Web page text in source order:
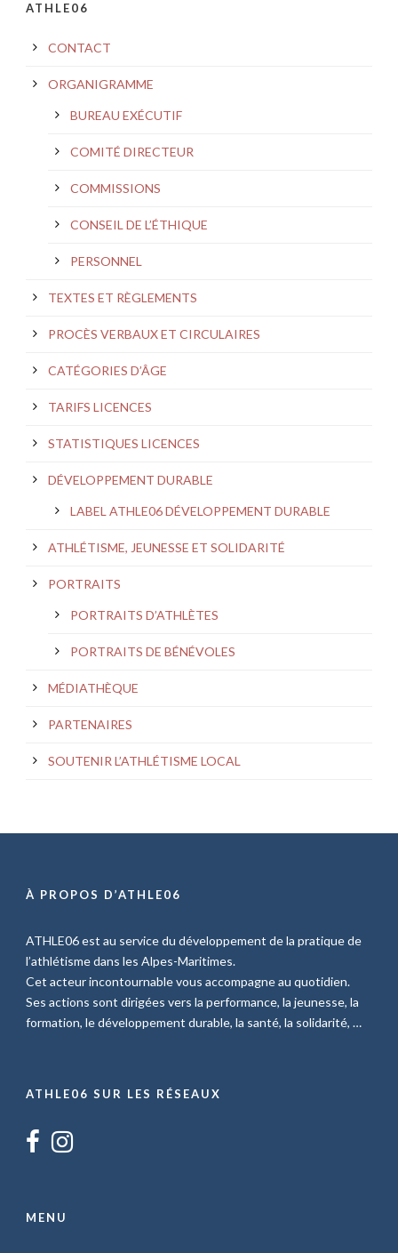
ATHLE06
CONTACT
ORGANIGRAMME
BUREAU EXÉCUTIF
COMITÉ DIRECTEUR
COMMISSIONS
CONSEIL DE L’ÉTHIQUE
PERSONNEL
TEXTES ET RÈGLEMENTS
PROCÈS VERBAUX ET CIRCULAIRES
CATÉGORIES D’ÂGE
TARIFS LICENCES
STATISTIQUES LICENCES
DÉVELOPPEMENT DURABLE
LABEL ATHLE06 DÉVELOPPEMENT DURABLE
ATHLÉTISME, JEUNESSE ET SOLIDARITÉ
PORTRAITS
PORTRAITS D’ATHLÈTES
PORTRAITS DE BÉNÉVOLES
MÉDIATHÈQUE
PARTENAIRES
SOUTENIR L’ATHLÉTISME LOCAL
À PROPOS D’ATHLE06
ATHLE06 est au service du développement de la pratique de
l’athlétisme dans les Alpes-Maritimes.
Cet acteur incontournable vous accompagne au quotidien.
Ses actions sont dirigées vers la performance, la jeunesse, la
formation, le développement durable, la santé, la solidarité, …
ATHLE06 SUR LES RÉSEAUX
MENU